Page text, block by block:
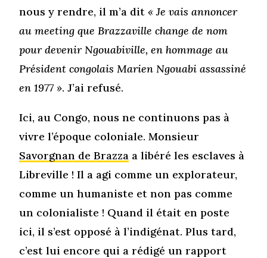
nous y rendre, il m’a dit« Je vais annoncer
au meeting que Brazzaville change de nom
pour devenir Ngouabiville, en hommage au
Président congolais Marien Ngouabi assassiné
en 1977 ». J’ai refusé.
Ici, au Congo, nous ne continuons pas à
vivre l’époque coloniale. Monsieur
Savorgnan de Brazza a libéré les esclaves à
Libreville ! Il a agi comme un explorateur,
comme un humaniste et non pas comme
un colonialiste ! Quand il était en poste
ici, il s’est opposé à l’indigénat. Plus tard,
c’est lui encore qui a rédigé un rapport